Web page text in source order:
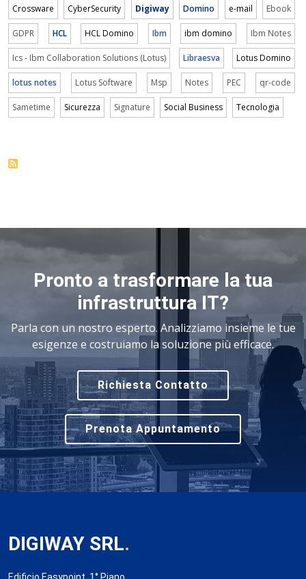
Crossware CyberSecurity Digiway Domino e-mail Ebook
GDPR HCL HCL Domino Ibm ibm domino Ibm Notes
Ics - Ibm Collaboration Solutions (Lotus) Libraesva Lotus Domino
lotus notes Lotus Software Msp Notes PEC qr-code
Sametime Sicurezza Signature Social Business Tecnologia
Pronto a trasformare la tua
infrastruttura IT?
Parla con un nostro esperto. Analizziamo insieme le tue
esigenze e costruiamo la soluzione più efficace.
Richiesta Contatto
Prenota Appuntamento
DIGIWAY SRL.
Edificio Easypoint, 1° Piano